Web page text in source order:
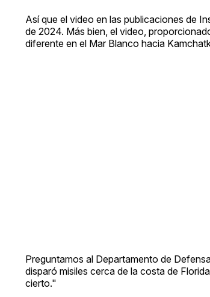
Así que el video en las publicaciones de
de 2024. Más bien, el video,
diferente en el Mar Blanco hacia
Preguntamos al Departamento de
disparó misiles cerca de la costa de
cierto."